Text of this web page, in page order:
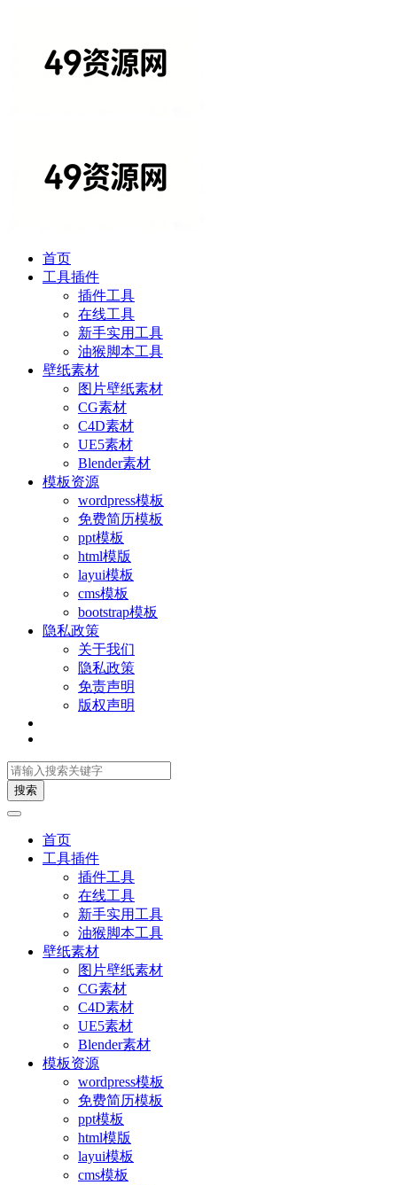
首页
工具插件
插件工具
在线工具
新手实用工具
油猴脚本工具
壁纸素材
图片壁纸素材
CG素材
C4D素材
UE5素材
Blender素材
模板资源
wordpress模板
免费简历模板
ppt模板
html模版
layui模板
cms模板
bootstrap模板
隐私政策
关于我们
隐私政策
免责声明
版权声明
搜索
首页
工具插件
插件工具
在线工具
新手实用工具
油猴脚本工具
壁纸素材
图片壁纸素材
CG素材
C4D素材
UE5素材
Blender素材
模板资源
wordpress模板
免费简历模板
ppt模板
html模版
layui模板
cms模板